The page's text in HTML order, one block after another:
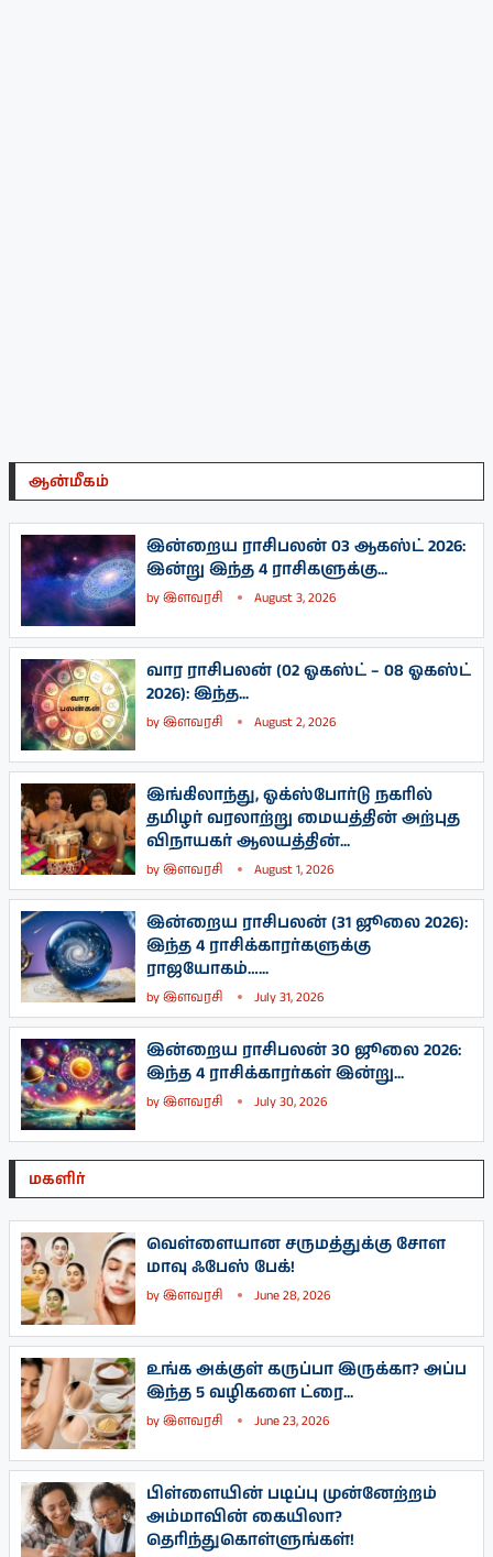
ஆன்மீகம்
இன்றைய ராசிபலன் 03 ஆகஸ்ட் 2026:
இன்று இந்த 4 ராசிகளுக்கு...
byஇளவரசி August 3, 2026
வார ராசிபலன் (02 ஓகஸ்ட் – 08 ஓகஸ்ட்
2026): இந்த...
byஇளவரசி August 2, 2026
இங்கிலாந்து, ஓக்ஸ்போர்டு நகரில்
தமிழர் வரலாற்று மையத்தின் அற்புத
விநாயகர் ஆலயத்தின்...
byஇளவரசி August 1, 2026
இன்றைய ராசிபலன் (31 ஜூலை 2026):
இந்த 4 ராசிக்காரர்களுக்கு
ராஜயோகம்…...
byஇளவரசி July 31, 2026
இன்றைய ராசிபலன் 30 ஜூலை 2026:
இந்த 4 ராசிக்காரர்கள் இன்று...
byஇளவரசி July 30, 2026
மகளிர்
வெள்ளையான சருமத்துக்கு சோள
மாவு ஃபேஸ் பேக்!
byஇளவரசி June 28, 2026
உங்க அக்குள் கருப்பா இருக்கா? அப்ப
இந்த 5 வழிகளை ட்ரை...
byஇளவரசி June 23, 2026
பிள்ளையின் படிப்பு முன்னேற்றம்
அம்மாவின் கையிலா?
தெரிந்துகொள்ளுங்கள்!